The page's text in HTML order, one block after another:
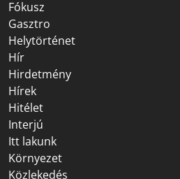
Fókusz
Gasztro
Helytörténet
Hír
Hirdetmény
Hírek
Hitélet
Interjú
Itt lakunk
Környezet
Közlekedés